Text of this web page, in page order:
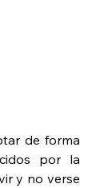
de forma
y no verse